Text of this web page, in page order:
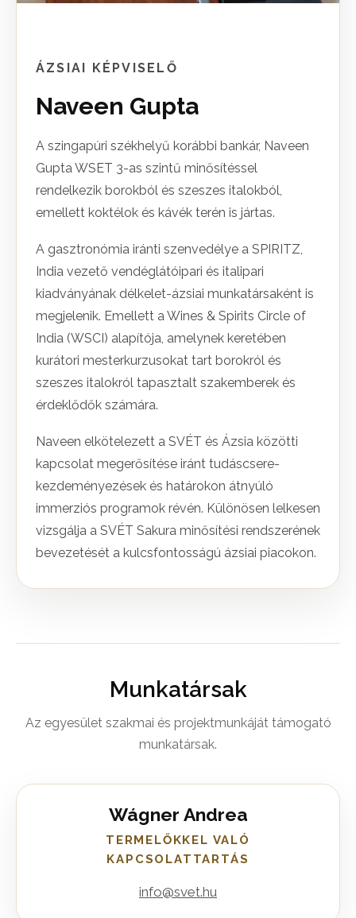
ÁZSIAI KÉPVISELŐ
Naveen Gupta
A szingapúri székhelyű korábbi bankár, Naveen
Gupta WSET 3-as szintű minősítéssel
rendelkezik borokból és szeszes italokból,
emellett koktélok és kávék terén is jártas.
A gasztronómia iránti szenvedélye a SPIRITZ,
India vezető vendéglátóipari és italipari
kiadványának délkelet-ázsiai munkatársaként is
megjelenik. Emellett a Wines & Spirits Circle of
India (WSCI) alapítója, amelynek keretében
kurátori mesterkurzusokat tart borokról és
szeszes italokról tapasztalt szakemberek és
érdeklődők számára.
Naveen elkötelezett a SVÉT és Ázsia közötti
kapcsolat megerősítése iránt tudáscsere-
kezdeményezések és határokon átnyúló
immerziós programok révén. Különösen lelkesen
vizsgálja a SVÉT Sakura minősítési rendszerének
bevezetését a kulcsfontosságú ázsiai piacokon.
Munkatársak
Az egyesület szakmai és projektmunkáját támogató
munkatársak.
Wágner Andrea
TERMELŐKKEL VALÓ
KAPCSOLATTARTÁS
info@svet.hu